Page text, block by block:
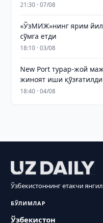
21:30 · 07/08
«ЎзМИЖ»нинг ярим
сўмга етди
18:10 · 03/08
New Port турар-жой
жиноят иши қўзғатилди
18:40 · 04/08
Ўзбекистоннинг етакчи
БЎЛИМЛАР
Ўзбекистон